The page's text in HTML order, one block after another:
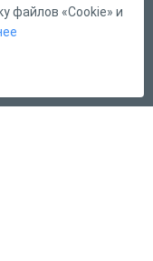
файлов «Cookie» и